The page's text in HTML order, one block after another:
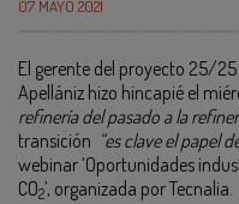
07 MAYO 2021
El gerente del proyecto 25/
Apellániz hizo hincapié el
refinería del pasado a la
transición “es clave el papel
webinar ‘Oportunidades
CO2’, organizada por Tecnalia.